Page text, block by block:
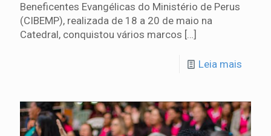
Beneficentes Evangélicas do Ministério de Perus
(CIBEMP), realizada de 18 a 20 de maio na
Catedral, conquistou vários marcos […]
Leia mais